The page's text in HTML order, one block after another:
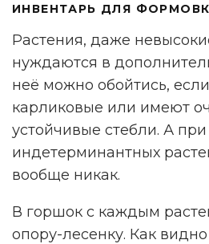
ИНВЕНТАРЬ ДЛЯ
Растения, даже
нуждаются в
неё можно обойтись,
карликовые или имеют
устойчивые стебли. А
индетерминантных
вообще никак.
В горшок с каждым
опору-лесенку. Как